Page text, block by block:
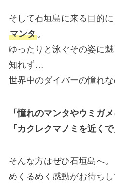
そして石垣島に来る目的
マンタ。
ゆったりと泳ぐその姿に
知れず…
世界中のダイバーの憧れな
「憧れのマンタやウミガ
「カクレクマノミを近くで
そんな方はぜひ石垣島へ。
めくるめく感動がお待ちし